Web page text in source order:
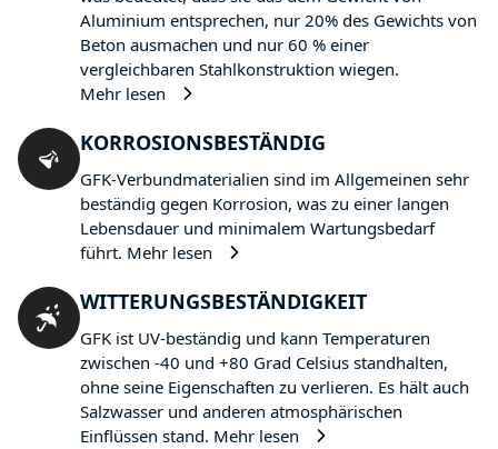
Aluminium entsprechen, nur 20% des Gewichts von
Beton ausmachen und nur 60 % einer
vergleichbaren Stahlkonstruktion wiegen.
Mehr lesen
KORROSIONSBESTÄNDIG
GFK-Verbundmaterialien sind im Allgemeinen sehr
beständig gegen Korrosion, was zu einer langen
Lebensdauer und minimalem Wartungsbedarf
führt. Mehr lesen
WITTERUNGSBESTÄNDIGKEIT
GFK ist UV-beständig und kann Temperaturen
zwischen -40 und +80 Grad Celsius standhalten,
ohne seine Eigenschaften zu verlieren. Es hält auch
Salzwasser und anderen atmosphärischen
Einflüssen stand. Mehr lesen